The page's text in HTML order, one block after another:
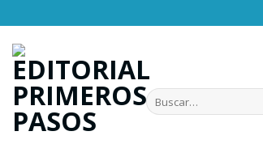
to
content
Buscar
por: